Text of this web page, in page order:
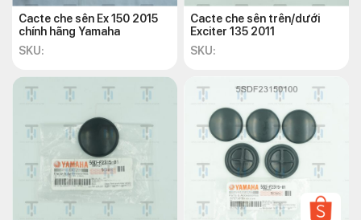
Cacte che sên Ex 150 2015
chính hãng Yamaha
SKU:
Cacte che sên trên/dưới
Exciter 135 2011
SKU: